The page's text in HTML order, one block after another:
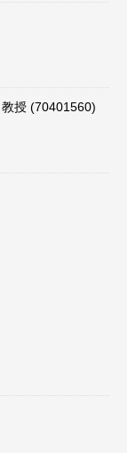
授 (70401560)